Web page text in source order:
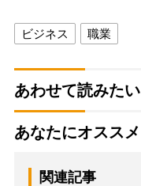
ビジネス 職業
あわせて読みたい
あなたにオススメ
関連記事